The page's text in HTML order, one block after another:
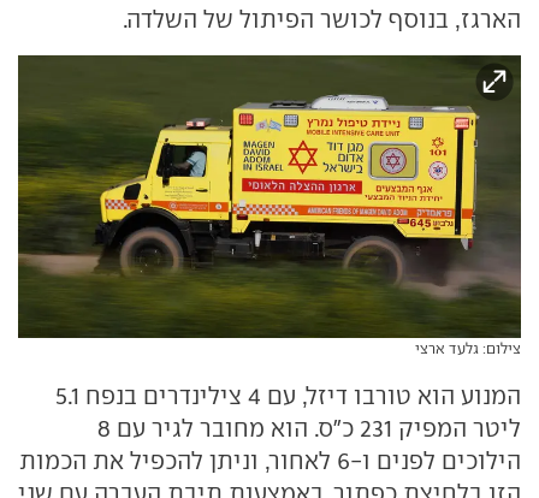
הארגז, בנוסף לכושר הפיתול של השלדה.
צילום: גלעד ארצי
המנוע הוא טורבו דיזל, עם 4 צילינדרים בנפח 5.1
ליטר המפיק 231 כ"ס. הוא מחובר לגיר עם 8
הילוכים לפנים ו-6 לאחור, וניתן להכפיל את הכמות